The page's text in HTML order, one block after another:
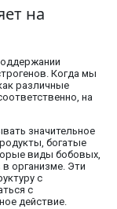
на
Когда мы
различные
на
значительное
богатые
виды бобовых,
организме. Эти
с
с
действие.